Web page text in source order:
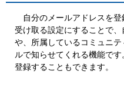
自分のメールアドレスを登
受け取る設定にすることで
や、所属しているコミュニ
ルで知らせてくれる機能で
登録することもできます。